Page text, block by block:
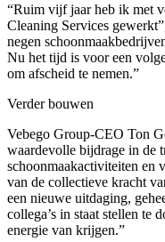
“Ruim vijf jaar heb ik met
Cleaning Services
negen
Nu het tijd is voor een
om afscheid te nemen.”
Verder bouwen
Vebego Group-CEO Ton
waardevolle bijdrage in de
schoonmaakactiviteiten en
van de collectieve kracht
een nieuwe uitdaging,
collega’s in staat stellen te
energie van krijgen.”